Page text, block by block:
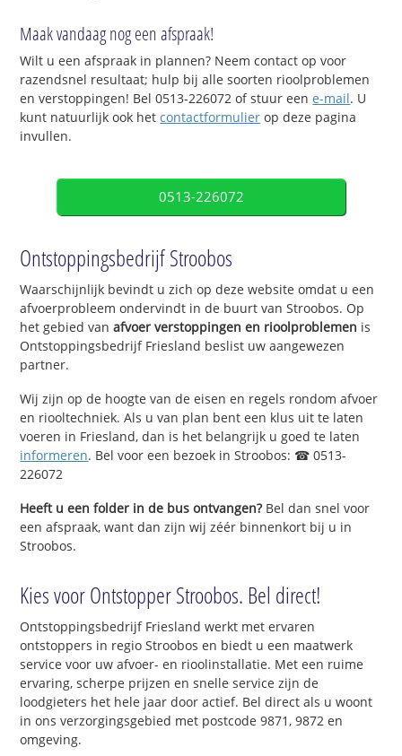
Maak vandaag nog een afspraak!
Wilt u een afspraak in plannen? Neem contact op voor
razendsnel resultaat; hulp bij alle soorten rioolproblemen
en verstoppingen! Bel 0513-226072 of stuur eene-mail. U
kunt natuurlijk ook hetcontactformulier op deze pagina
invullen.
0513-226072
Ontstoppingsbedrijf Stroobos
Waarschijnlijk bevindt u zich op deze website omdat u een
afvoerprobleem ondervindt in de buurt van Stroobos. Op
het gebied vanafvoer verstoppingen en rioolproblemen is
Ontstoppingsbedrijf Friesland beslist uw aangewezen
partner.
Wij zijn op de hoogte van de eisen en regels rondom afvoer
en riooltechniek. Als u van plan bent een klus uit te laten
voeren in Friesland, dan is het belangrijk u goed te laten
informeren. Bel voor een bezoek in Stroobos: ☎ 0513-
226072
Heeft u een folder in de bus ontvangen?Bel dan snel voor
een afspraak, want dan zijn wij zéér binnenkort bij u in
Stroobos.
Kies voor Ontstopper Stroobos. Bel direct!
Ontstoppingsbedrijf Friesland werkt met ervaren
ontstoppers in regio Stroobos en biedt u een maatwerk
service voor uw afvoer- en rioolinstallatie. Met een ruime
ervaring, scherpe prijzen en snelle service zijn de
loodgieters het hele jaar door actief. Bel direct als u woont
in ons verzorgingsgebied met postcode 9871, 9872 en
omgeving.